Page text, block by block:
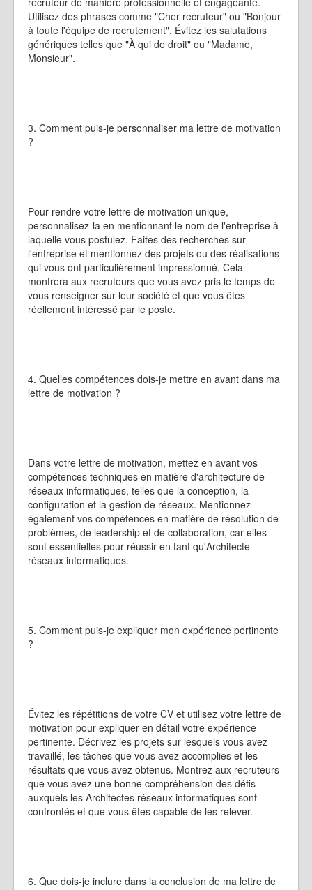
Utilisez des phrases comme "Cher recruteur" ou "Bonjour
à toute l'équipe de recrutement". Évitez les salutations
génériques telles que "À qui de droit" ou "Madame,
Monsieur".
3. Comment puis-je personnaliser ma lettre de motivation
?
Pour rendre votre lettre de motivation unique,
personnalisez-la en mentionnant le nom de l'entreprise à
laquelle vous postulez. Faites des recherches sur
l'entreprise et mentionnez des projets ou des réalisations
qui vous ont particulièrement impressionné. Cela
montrera aux recruteurs que vous avez pris le temps de
vous renseigner sur leur société et que vous êtes
réellement intéressé par le poste.
4. Quelles compétences dois-je mettre en avant dans ma
lettre de motivation ?
Dans votre lettre de motivation, mettez en avant vos
compétences techniques en matière d'architecture de
réseaux informatiques, telles que la conception, la
configuration et la gestion de réseaux. Mentionnez
également vos compétences en matière de résolution de
problèmes, de leadership et de collaboration, car elles
sont essentielles pour réussir en tant qu'Architecte
réseaux informatiques.
5. Comment puis-je expliquer mon expérience pertinente
?
Évitez les répétitions de votre CV et utilisez votre lettre de
motivation pour expliquer en détail votre expérience
pertinente. Décrivez les projets sur lesquels vous avez
travaillé, les tâches que vous avez accomplies et les
résultats que vous avez obtenus. Montrez aux recruteurs
que vous avez une bonne compréhension des défis
auxquels les Architectes réseaux informatiques sont
confrontés et que vous êtes capable de les relever.
6. Que dois-je inclure dans la conclusion de ma lettre de